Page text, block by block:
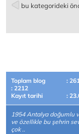
bu kategorideki
Toplam blog
:
: 2212
Kayıt tarihi
:
1954 Antalya doğumlu
ve özellikle bu şehrin
çok ..